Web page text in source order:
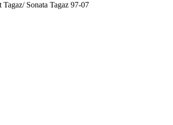
Sonata Tagaz 97-07